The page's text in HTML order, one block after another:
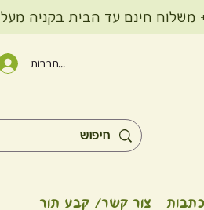
עד הבית בקניה מעל 350 ש"ח + לחצ.י כאן למבצעים
להתחברות
כתבות צור קשר/ קבע תור